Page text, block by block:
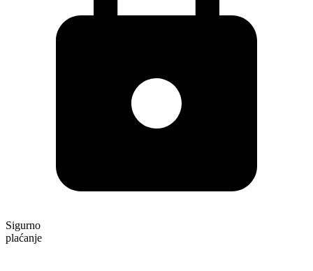
Sigurno
plaćanje